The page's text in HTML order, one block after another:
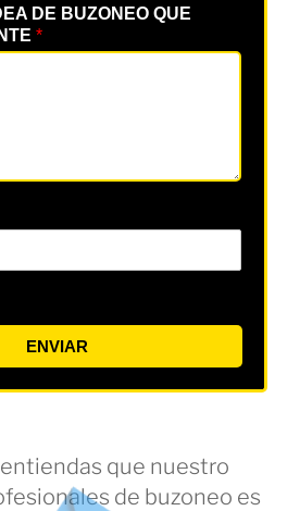
DE BUZONEO QUE
*
ENVIAR
que nuestro
de buzoneo es